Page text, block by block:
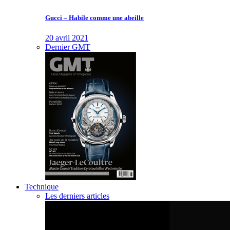
Gucci – Habile comme une abeille
20 avril 2021
Dernier GMT
Technique
Les derniers articles